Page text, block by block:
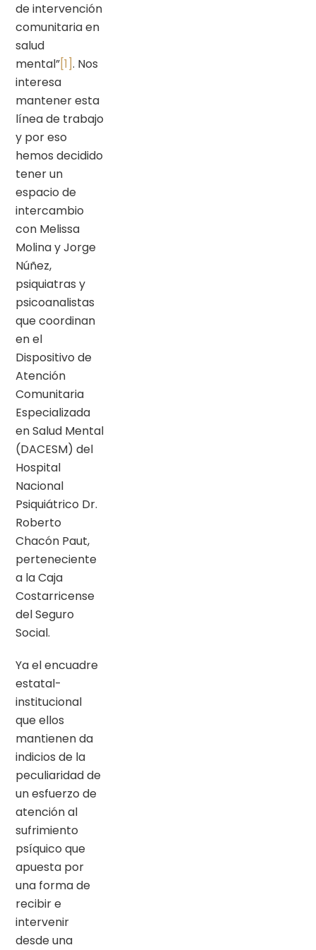
de intervención
comunitaria en
salud
mental”[1]. Nos
interesa
mantener esta
línea de trabajo
y por eso
hemos decidido
tener un
espacio de
intercambio
con Melissa
Molina y Jorge
Núñez,
psiquiatras y
psicoanalistas
que coordinan
en el
Dispositivo de
Atención
Comunitaria
Especializada
en Salud Mental
(DACESM) del
Hospital
Nacional
Psiquiátrico Dr.
Roberto
Chacón Paut,
perteneciente
a la Caja
Costarricense
del Seguro
Social.
Ya el encuadre
estatal-
institucional
que ellos
mantienen da
indicios de la
peculiaridad de
un esfuerzo de
atención al
sufrimiento
psíquico que
apuesta por
una forma de
recibir e
intervenir
desde una